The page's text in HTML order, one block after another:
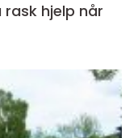
rask hjelp når